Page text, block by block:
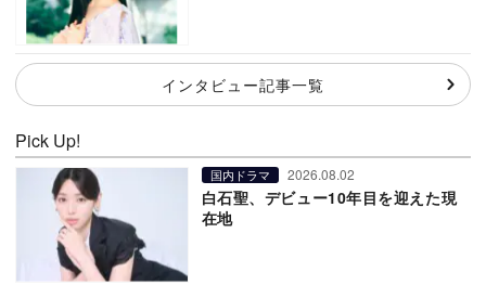
インタビュー記事一覧
Pick Up!
国内ドラマ 2026.08.02
白石聖、デビュー10年目を迎えた現
在地